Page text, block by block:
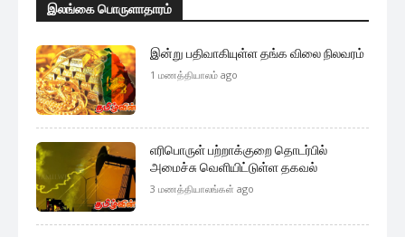
இலங்கை பொருளாதாரம்
இன்று பதிவாகியுள்ள தங்க விலை நிலவரம்
1 மணத்தியாலம் ago
எரிபொருள் பற்றாக்குறை தொடர்பில்
அமைச்சு வெளியிட்டுள்ள தகவல்
3 மணத்தியாலங்கள் ago